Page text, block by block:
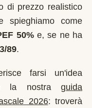
di prezzo realistico
spieghiamo come
50%e, se ne ha
89.
farsi un'idea
la nostra
guida
2026: troverà